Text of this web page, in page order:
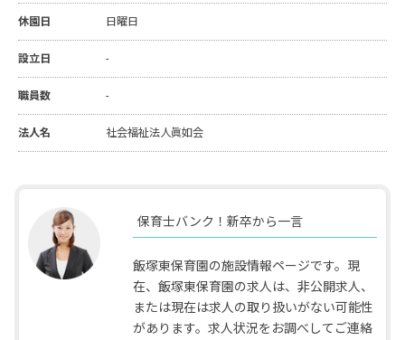
休園日 日曜日
設立日 -
職員数 -
法人名 社会福祉法人眞如会
保育士バンク！新卒から一言
飯塚東保育園の施設情報ページです。現
在、飯塚東保育園の求人は、非公開求人、
または現在は求人の取り扱いがない可能性
があります。求人状況をお調べしてご連絡